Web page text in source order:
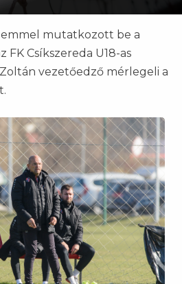
mutatkozott be a
FK Csíkszereda U18-as
vezetőedző mérlegeli a